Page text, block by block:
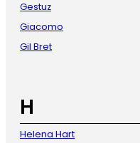
Gestuz
Giacomo
Gil Bret
H
Helena Hart